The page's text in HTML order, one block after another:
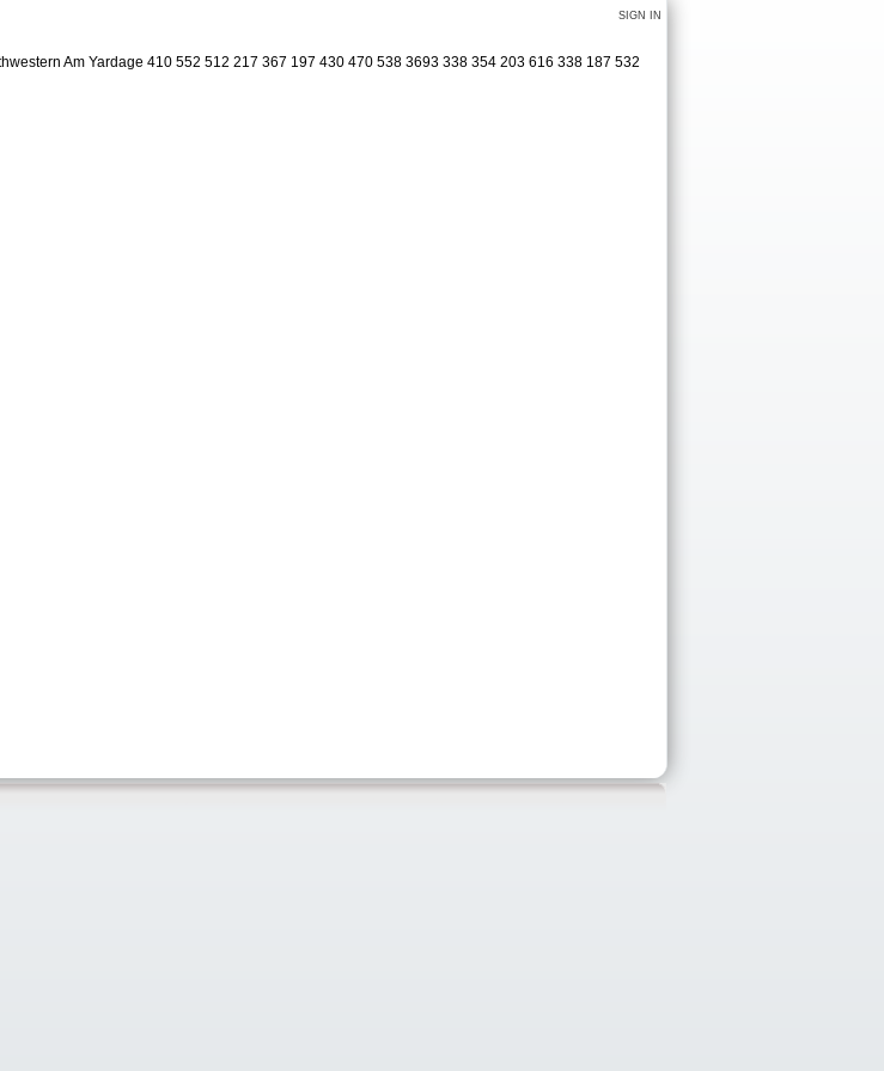
SIGN IN
Am Yardage 410 552 512 217 367 197 430 470 538 3693 338 354 203 616 338 187 532